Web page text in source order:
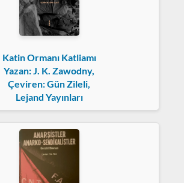
Katin Ormanı Katliamı
Yazan: J. K. Zawodny,
Çeviren: Gün Zileli,
Lejand Yayınları